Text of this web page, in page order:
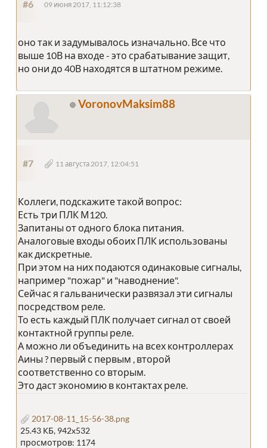
#6 09 июня 2017, 11:12:38
оно так и задумывалось изначально. Все что
выше 10В на входе - это срабатывание защит,
но они до 40В находятся в штатном режиме.
VoronovMaksim88
#7 11 августа 2017, 12:04:51
Коллеги, подскажите такой вопрос:
Есть три ПЛК М120.
Запитаны от одного блока питания.
Аналоговые входы обоих ПЛК использованы
как дискретные.
При этом на них подаются одинаковые сигналы,
например "пожар" и "наводнение".
Сейчас я гальванически развязал эти сигналы
посредством реле.
То есть каждый ПЛК получает сигнал от своей
контактной группы реле.
А можно ли объединить на всех контроллерах
Аины ? первый с первым , второй
соответственно со вторым.
Это даст экономию в контактах реле.
2017-08-11_15-56-38.png
25.43 КБ, 942x532
просмотров: 1174